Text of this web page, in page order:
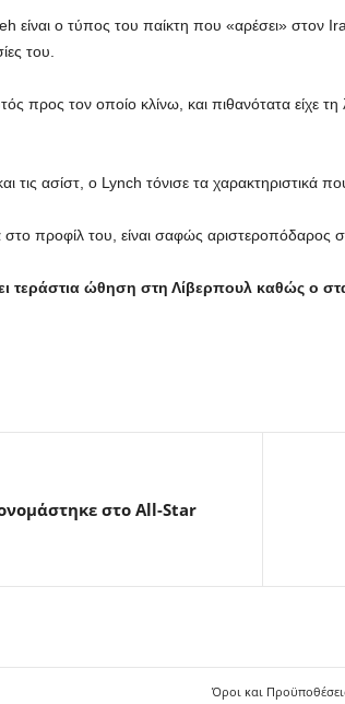
είναι ο τύπος του παίκτη που «αρέσει»
του.
προς τον οποίο κλίνω, και πιθανότατα είχε τη
τις ασίστ, ο Lynch τόνισε τα χαρακτηριστικά
στο προφίλ του, είναι σαφώς αριστεροπόδαρος
ώθηση στη Λίβερπουλ καθώς ο
στο All-Star
Όροι και